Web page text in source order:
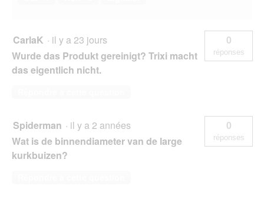
CarlaK · il y a 23 jours
Wurde das Produkt gereinigt? Trixi macht
das eigentlich nicht.
0
réponses
Spiderman · il y a 2 années
Wat is de binnendiameter van de large
kurkbuizen?
0
réponses